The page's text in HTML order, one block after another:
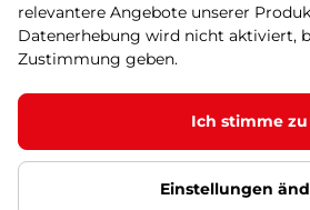
Informationen zu Elektro-
und Elektonikgeräten
© 2026 SEVEN SPORT s.r.o Alle Rechte
Datenschutzgrundsätze Google
relevantere Angebote unserer
Datenerhebung wird nicht aktiviert,
Zustimmung geben.
Ich stimme zu
Einstellungen